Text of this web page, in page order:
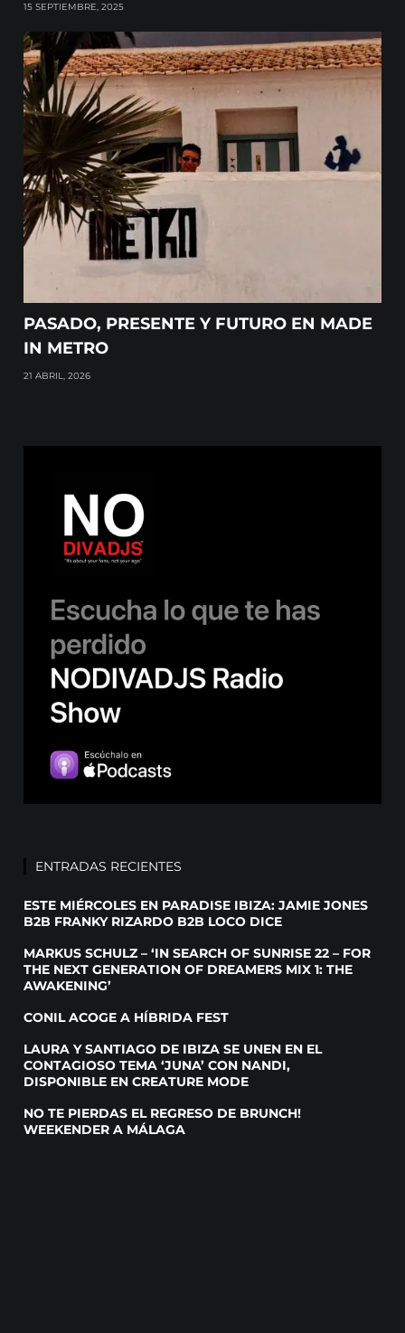
15 SEPTIEMBRE, 2025
PASADO, PRESENTE Y FUTURO EN MADE
IN METRO
21 ABRIL, 2026
ENTRADAS RECIENTES
ESTE MIÉRCOLES EN PARADISE IBIZA: JAMIE JONES
B2B FRANKY RIZARDO B2B LOCO DICE
MARKUS SCHULZ – ‘IN SEARCH OF SUNRISE 22 – FOR
THE NEXT GENERATION OF DREAMERS MIX 1: THE
AWAKENING’
CONIL ACOGE A HÍBRIDA FEST
LAURA Y SANTIAGO DE IBIZA SE UNEN EN EL
CONTAGIOSO TEMA ‘JUNA’ CON NANDI,
DISPONIBLE EN CREATURE MODE
NO TE PIERDAS EL REGRESO DE BRUNCH!
WEEKENDER A MÁLAGA